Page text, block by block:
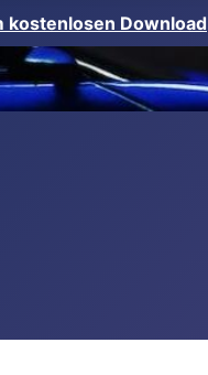
Download